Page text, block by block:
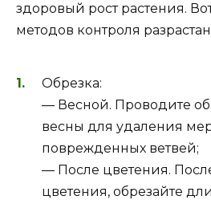
здоровый рост растения.
методов контроля
Обрезка:
— Весной. Проводите
весны для удаления
поврежденных ветвей;
— После цветения.
цветения, обрезайте